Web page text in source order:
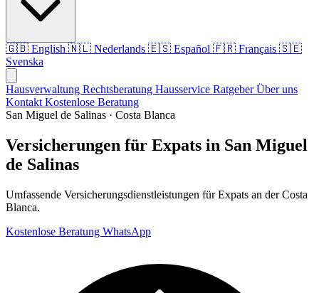
🇬🇧 English 🇳🇱 Nederlands 🇪🇸 Español 🇫🇷 Français 🇸🇪
Svenska
Hausverwaltung Rechtsberatung Hausservice RatgeberÜber uns
Kontakt Kostenlose Beratung
San Miguel de Salinas · Costa Blanca
Versicherungen für Expats in San Miguel
de Salinas
Umfassende Versicherungsdienstleistungen für Expats an der Costa
Blanca.
Kostenlose Beratung WhatsApp